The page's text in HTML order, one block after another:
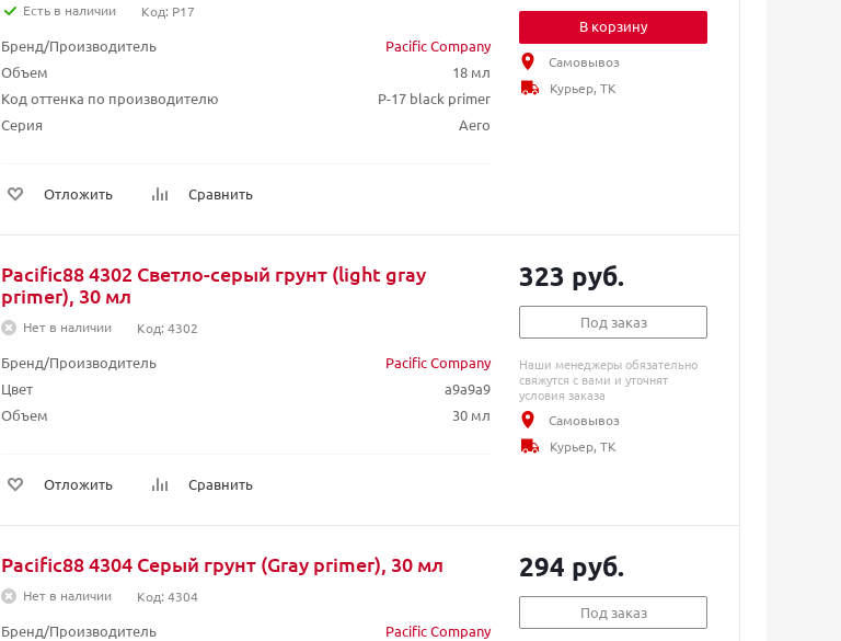
Есть в наличии Код: P17
Бренд/Производитель
Pacific Company
Объем
18 мл
Код оттенка по производителю
P-17 black primer
Серия
Aero
Отложить Сравнить
В корзину
Самовывоз
Курьер, ТК
Pacific88 4302 Светло-серый грунт (light gray
primer), 30 мл
Нет в наличии Код: 4302
Бренд/Производитель
Pacific Company
Цвет
a9a9a9
Объем
30 мл
Отложить Сравнить
323 руб.
Под заказ
Наши менеджеры обязательно
свяжутся с вами и уточнят
условия заказа
Самовывоз
Курьер, ТК
Pacific88 4304 Серый грунт (Gray primer), 30 мл
Нет в наличии Код: 4304
Бренд/Производитель
Pacific Company
294 руб.
Под заказ